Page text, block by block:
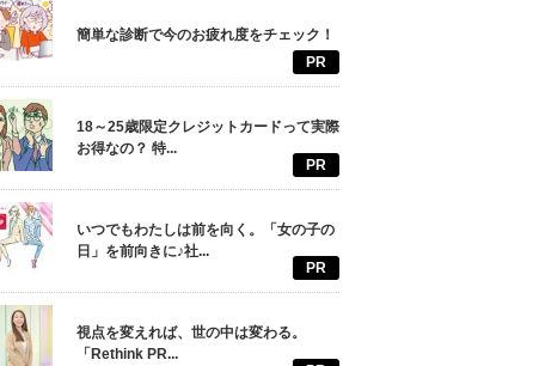
簡単な診断で今のお疲れ度をチェック！
PR
18～25歳限定クレジットカードって実際
お得なの？ 特...
PR
いつでもわたしは前を向く。「女の子の
日」を前向きに♪社...
PR
視点を変えれば、世の中は変わる。
「Rethink PR...